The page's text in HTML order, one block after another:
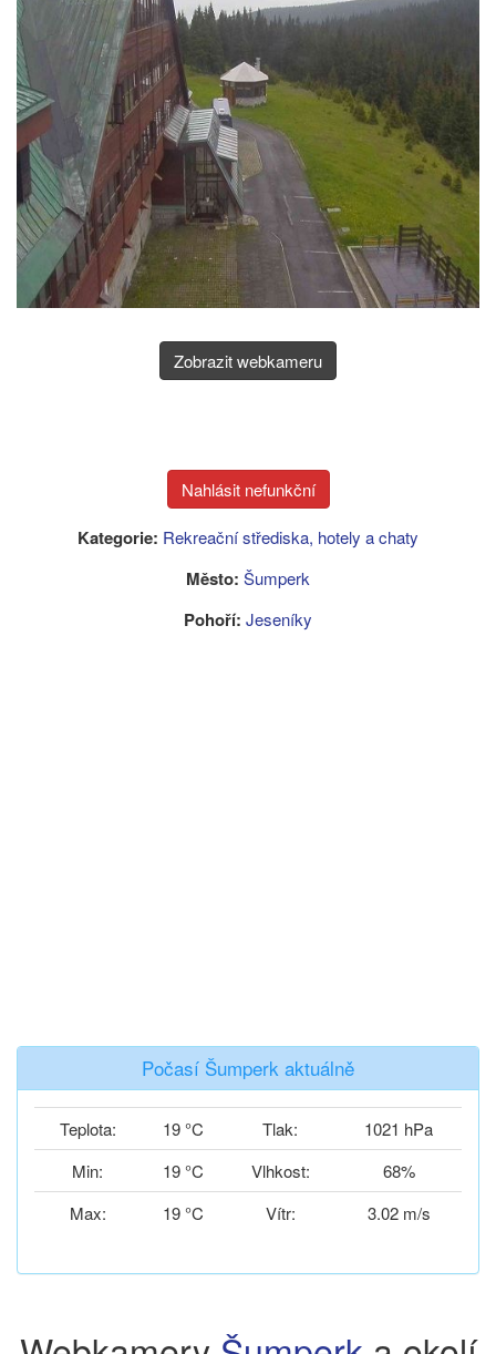
Zobrazit webkameru
Kategorie: Rekreační střediska, hotely a chaty
Město: Šumperk
Pohoří: Jeseníky
Počasí Šumperk aktuálně
Teplota: 19 °C Tlak:
1021 hPa
Min:
19 °C Vlhkost:
68%
Max:
19 °C Vítr: 3.02 m/s